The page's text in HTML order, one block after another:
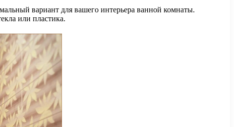
вариант для вашего интерьера ванной комнаты.
или пластика.